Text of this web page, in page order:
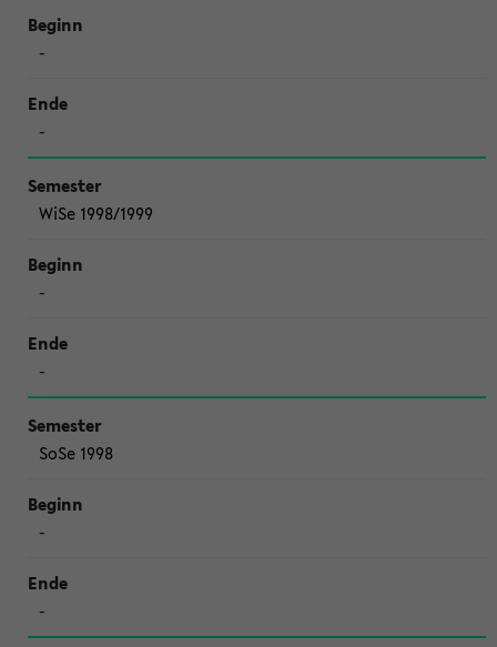
-
-
WiSe 1998/1999
-
-
SoSe 1998
-
-